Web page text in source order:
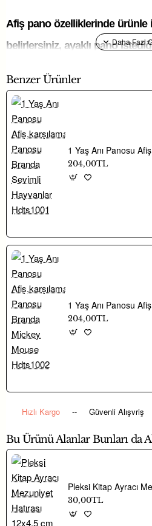
Afiş pano özelliklerinde ürünle
belirlersiniz, ayaklı pano
olarak duvara asabilirsiniz.
Dekota seçtiğinizde
3
dekota
reflektif (ışık
vurduğunda
folyoya
baskı
yollanır. Dış
için uygun,
ömürlü,
şişme
kaliyeli bir
Bu ürün; doğum günü, söz, nişan
organizasyonlarında
arasında yer almaktadır.
süsleme ürünleri ile konseptinizi
Benzer Ürünler
204,00TL
204,00TL
Hızlı Kargo -- Güvenli Alışvriş
Bu Ürünü Alanlar Bunları da
30,00TL